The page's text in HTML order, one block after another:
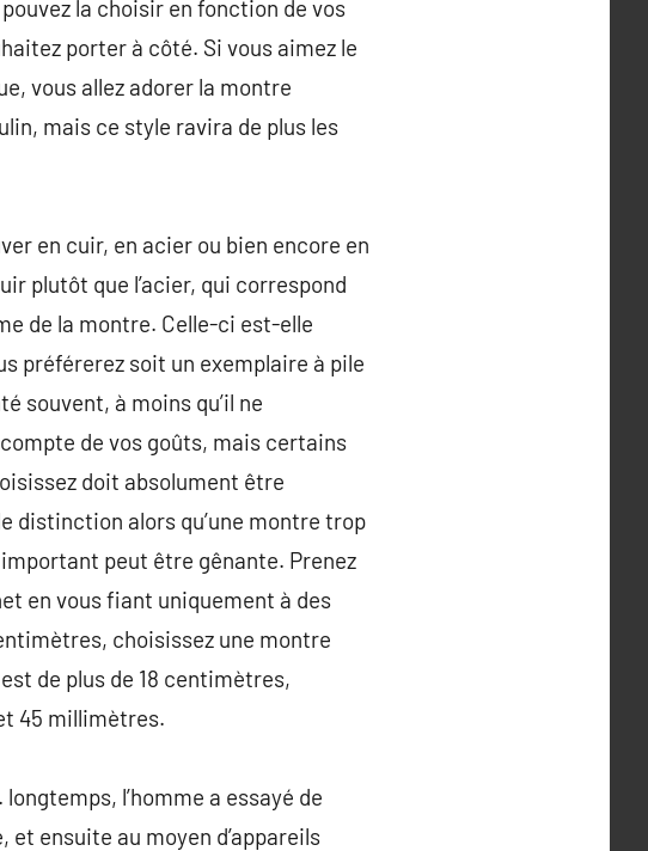
la choisir en fonction de vos
porter à côté. Si vous aimez le
vous allez adorer la montre
mais ce style ravira de plus les
en cuir, en acier ou bien encore en
plutôt que l’acier, qui correspond
de la montre. Celle-ci est-elle
préférerez soit un exemplaire à pile
souvent, à moins qu’il ne
de vos goûts, mais certains
doit absolument être
distinction alors qu’une montre trop
peut être gênante. Prenez
en vous fiant uniquement à des
choisissez une montre
de plus de 18 centimètres,
45 millimètres.
l’homme a essayé de
et ensuite au moyen d’appareils